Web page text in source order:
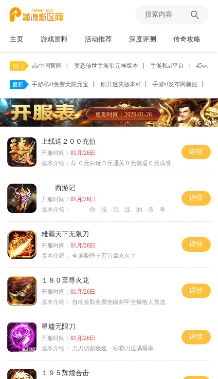
主页 游戏资料 活动推荐 深度评测 传奇攻略
sfs中国官网 变态传世手游带元神版本 手游私sf平台
手游私sf免费无限元宝 刚开迷失版本sf 手游sf发布网新服
更新时间：2026-01-26
上线送２００充值
开服时间： 01月/26日
版本介绍： 荐 ０元白玩０元通关０元装逼０元满赞
详情
西游记
开服时间： 01月/26日
版本介绍：
你 没 玩 过 的 传 奇
详情
雄霸天下无限刀
开服时间： 01月/26日
版本介绍： 全屏吸怪十万首爆永久？
详情
１８０至尊火龙
开服时间： 01月/26日
版本介绍：
自动捡取免费泡级剑甲全爆散人首选
详情
星墟无限刀
开服时间： 01月/26日
版本介绍：
刀刀切割极速一秒⑩刀送满爆率
详情
１９５辉煌合击